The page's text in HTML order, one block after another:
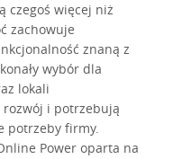
czegoś więcej niż
zachowuje
znaną z
wybór dla
lokali
i potrzebują
potrzeby firmy.
Power oparta na